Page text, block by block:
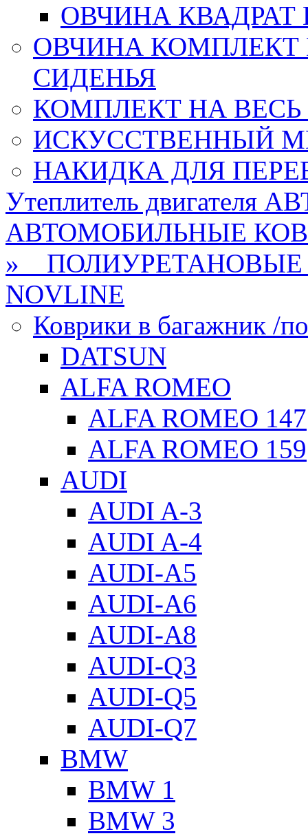
ОВЧИНА КВАДРАТ
ОВЧИНА КОМПЛЕКТ
СИДЕНЬЯ
КОМПЛЕКТ НА
ИСКУССТВЕННЫЙ
НАКИДКА ДЛЯ
Утеплитель двигателя
АВТОМОБИЛЬНЫЕ
» ПОЛИУРЕТАНОВЫЕ
NOVLINE
Коврики в багажник /
DATSUN
ALFA ROMEO
ALFA ROMEO 147
ALFA ROMEO 159
AUDI
AUDI A-3
AUDI A-4
AUDI-A5
AUDI-A6
AUDI-A8
AUDI-Q3
AUDI-Q5
AUDI-Q7
BMW
BMW 1
BMW 3